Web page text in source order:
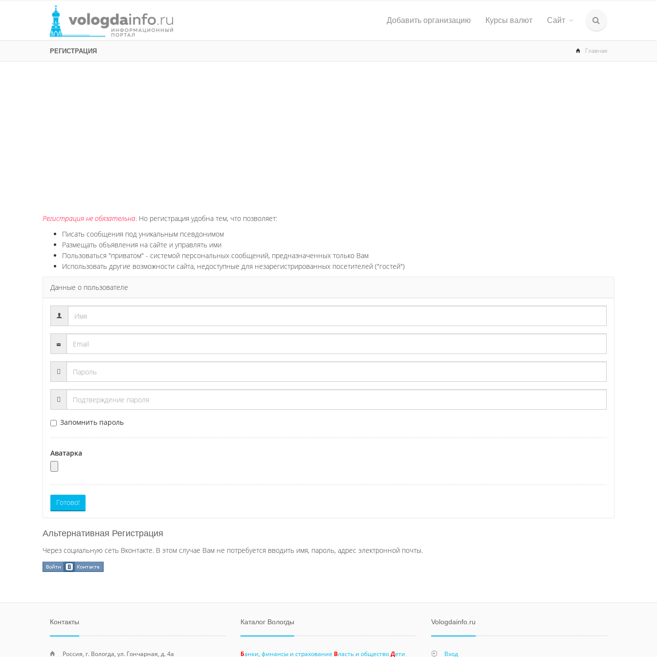
Добавить организацию Курсы валют Сайт
РЕГИСТРАЦИЯ Главная
Регистрация не обязательна. Но регистрация удобна тем, что позволяет:
Писать сообщения под уникальным псевдонимом
Размещать объявления на сайте и управлять ими
Пользоваться "приватом" - системой персональных сообщений, предназначенных только Вам
Использовать другие возможности сайта, недоступные для незарегистрированных посетителей ("гостей")
Данные о пользователе
Запомнить пароль
Аватарка
Готово!
Альтернативная Регистрация
Через социальную сеть Вконтакте. В этом случае Вам не потребуется вводить имя, пароль, адрес электронной почты.
Контакты
Россия, г. Вологда, ул. Гончарная, д. 4а
Каталог Вологды
Банки, финансы и страхование Власть и обществоДети
Vologdainfo.ru
Вход